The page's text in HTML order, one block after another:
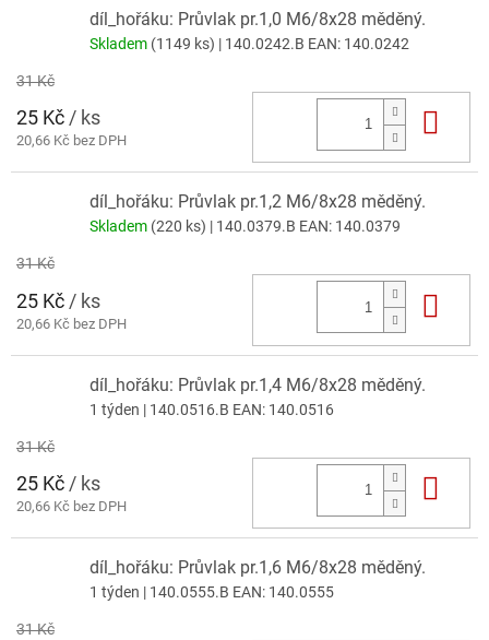
díl_hořáku: Průvlak pr.1,0 M6/8x28 měděný.
Skladem (1149 ks) | 140.0242.B EAN: 140.0242
31 Kč
25 Kč / ks
20,66 Kč bez DPH
díl_hořáku: Průvlak pr.1,2 M6/8x28 měděný.
Skladem (220 ks) | 140.0379.B EAN: 140.0379
31 Kč
25 Kč / ks
20,66 Kč bez DPH
díl_hořáku: Průvlak pr.1,4 M6/8x28 měděný.
1 týden | 140.0516.B EAN: 140.0516
31 Kč
25 Kč / ks
20,66 Kč bez DPH
díl_hořáku: Průvlak pr.1,6 M6/8x28 měděný.
1 týden | 140.0555.B EAN: 140.0555
31 Kč